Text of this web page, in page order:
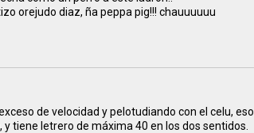
orejudo diaz, ña peppa pig!!! chauuuuuu
de velocidad y pelotudiando con el celu, eso
tiene letrero de máxima 40 en los dos sentidos.